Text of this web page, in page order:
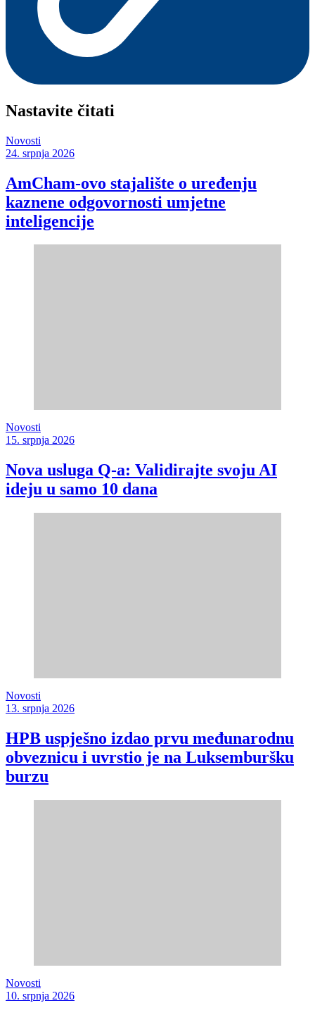
Nastavite čitati
Novosti
24. srpnja 2026
AmCham-ovo stajalište o uređenju
kaznene odgovornosti umjetne
inteligencije
Novosti
15. srpnja 2026
Nova usluga Q-a: Validirajte svoju AI
ideju u samo 10 dana
Novosti
13. srpnja 2026
HPB uspješno izdao prvu međunarodnu
obveznicu i uvrstio je na Luksemburšku
burzu
Novosti
10. srpnja 2026